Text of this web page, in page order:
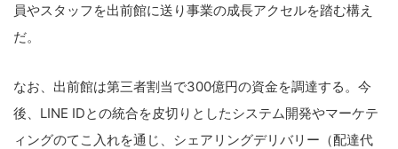
員やスタッフを出前館に送り事業の成長アクセルを踏む構え
だ。
なお、出前館は第三者割当で300億円の資金を調達する。今
後、LINE IDとの統合を皮切りとしたシステム開発やマーケテ
ィングのてこ入れを通じ、シェアリングデリバリー（配達代